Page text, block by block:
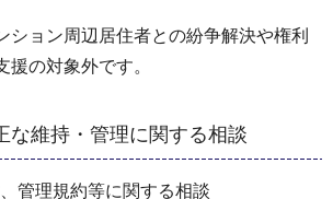
ョン周辺居住者との紛争解決や権利
援の対象外です。
な維持・管理に関する相談
管理規約等に関する相談